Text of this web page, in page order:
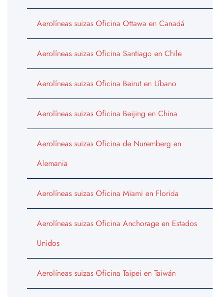
Aerolíneas suizas Oficina Ottawa en Canadá
Aerolíneas suizas Oficina Santiago en Chile
Aerolíneas suizas Oficina Beirut en Líbano
Aerolíneas suizas Oficina Beijing en China
Aerolíneas suizas Oficina de Nuremberg en
Alemania
Aerolíneas suizas Oficina Miami en Florida
Aerolíneas suizas Oficina Anchorage en Estados
Unidos
Aerolíneas suizas Oficina Taipei en Taiwán